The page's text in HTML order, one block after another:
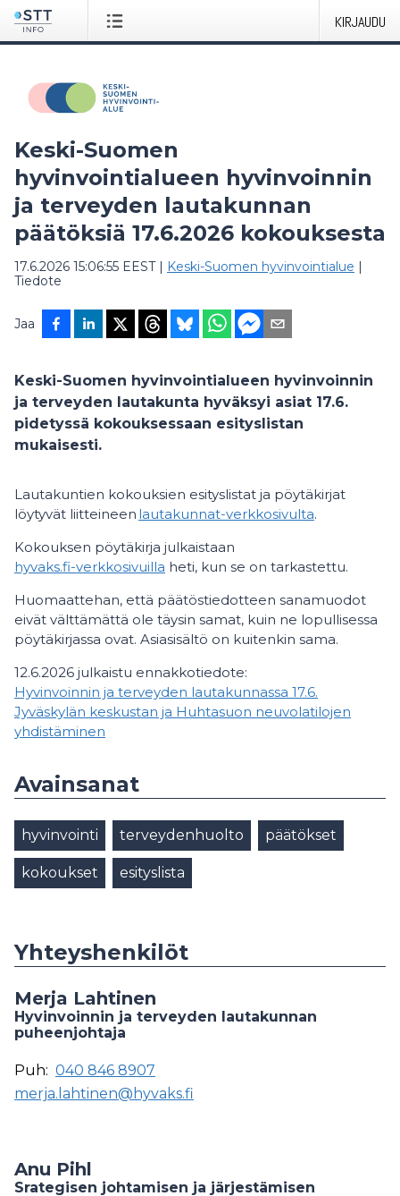
KIRJAUDU
Keski-Suomen
hyvinvointialueen hyvinvoinnin
ja terveyden lautakunnan
päätöksiä 17.6.2026 kokouksesta
17.6.2026 15:06:55 EEST| Keski-Suomen hyvinvointialue |
Tiedote
Jaa
Keski-Suomen hyvinvointialueen hyvinvoinnin
ja terveyden lautakunta hyväksyi asiat 17.6.
pidetyssä kokouksessaan esityslistan
mukaisesti.
Lautakuntien kokouksien esityslistat ja pöytäkirjat
löytyvät liitteineen lautakunnat-verkkosivulta.
Kokouksen pöytäkirja julkaistaan
hyvaks.fi-verkkosivuilla heti, kun se on tarkastettu.
Huomaattehan, että päätöstiedotteen sanamuodot
eivät välttämättä ole täysin samat, kuin ne lopullisessa
pöytäkirjassa ovat. Asiasisältö on kuitenkin sama.
12.6.2026 julkaistu ennakkotiedote:
Hyvinvoinnin ja terveyden lautakunnassa 17.6.
Jyväskylän keskustan ja Huhtasuon neuvolatilojen
yhdistäminen
Avainsanat
hyvinvointi terveydenhuolto päätökset
kokoukset esityslista
Yhteyshenkilöt
Merja Lahtinen
Hyvinvoinnin ja terveyden lautakunnan
puheenjohtaja
Puh: 040 846 8907
merja.lahtinen@hyvaks.fi
Anu Pihl
Srategisen johtamisen ja järjestämisen